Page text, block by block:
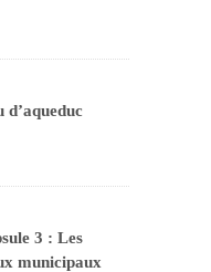
d’aqueduc
3 : Les
municipaux